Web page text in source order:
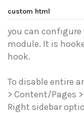
custom html
you can
module. It is
hook.
To disable entire
> Content/Pages
Right sidebar